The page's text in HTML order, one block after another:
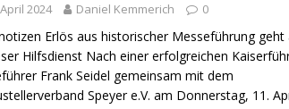
2024 Daniel Kemmerich 0
Erlös aus historischer Messeführung geht
Hilfsdienst Nach einer erfolgreichen
Frank Seidel gemeinsam mit dem
Speyer e.V. am Donnerstag, 11.